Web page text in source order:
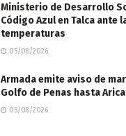
Ministerio de Desarrollo
Código Azul en Talca ante
temperaturas
05/08/2026
​Armada emite aviso de
Golfo de Penas hasta
05/08/2026